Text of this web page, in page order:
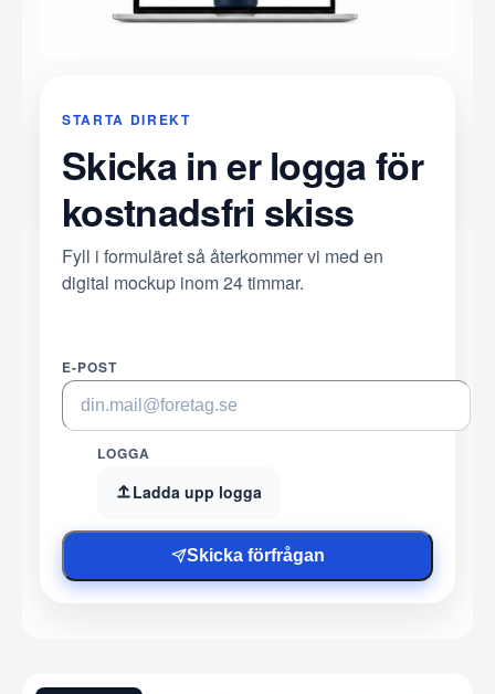
STARTA DIREKT
Skicka in er logga för
kostnadsfri skiss
Fyll i formuläret så återkommer vi med en
digital mockup inom 24 timmar.
E-POST
LOGGA
Ladda upp logga
Skicka förfrågan